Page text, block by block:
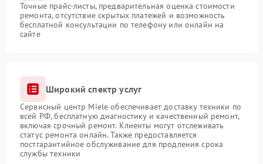
Точные прайс-листы, предварительная оценка стоимости
ремонта, отсутствие скрытых платежей и возможность
бесплатной консультации по телефону или онлайн на
сайте
Широкий спектр услуг
Сервисный центр Miele обеспечивает доставку техники по
всей РФ, бесплатную диагностику и качественный ремонт,
включая срочный ремонт. Клиенты могут отслеживать
статус ремонта онлайн. Также предоставляется
постгарантийное обслуживание для продления срока
службы техники